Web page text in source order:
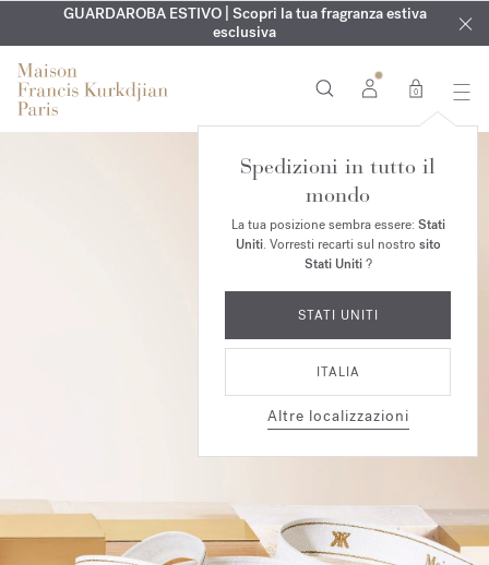
ESCLUSIVO | Scopri la nuova fragranza OUDvelvet moodnel
tuo ordine*
INCISIONE GRATUITA | Su tutte le fragranze e gli oli per il
corpo fino al 9 agosto
GUARDAROBA ESTIVO | Scopri la tua fragranza estiva
esclusiva
0
Spedizioni in tutto il
mondo
La tua posizione sembra essere: Stati
Uniti. Vorresti recarti sul nostro sito
Stati Uniti?
STATI UNITI
ITALIA
Altre localizzazioni